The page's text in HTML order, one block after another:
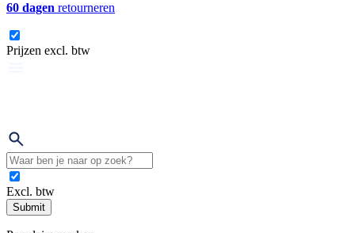
60 dagen retourneren
Prijzen excl. btw
Excl. btw
Submit